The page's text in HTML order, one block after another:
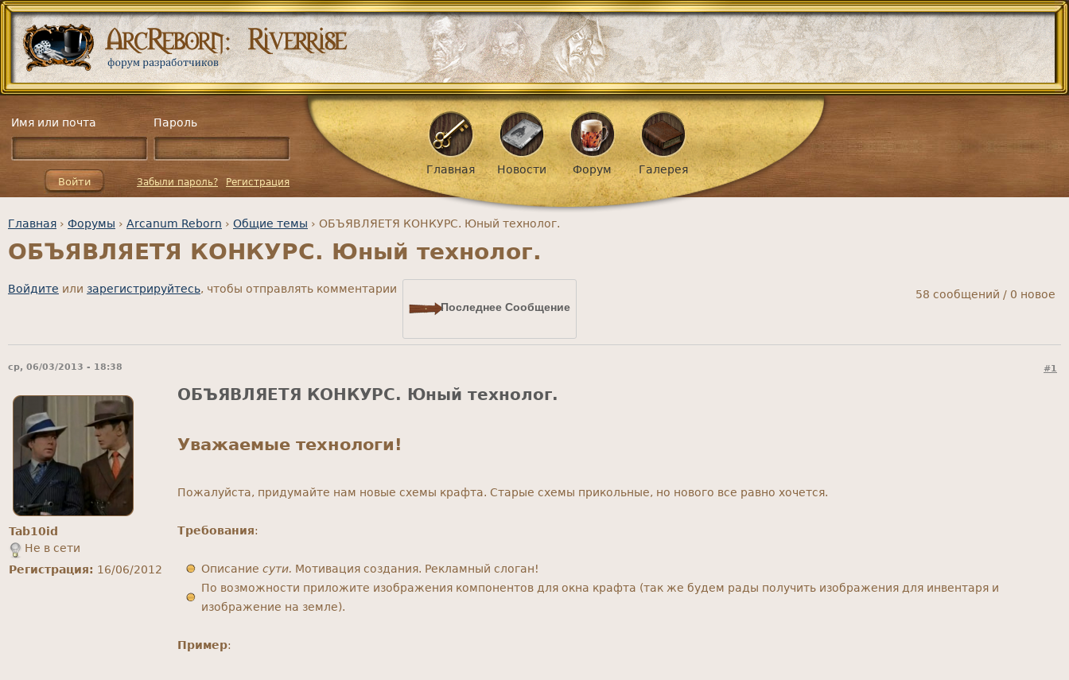
Jump to navigation
Вы здесь
Главная › Форумы › Arcanum Reborn › Общие темы › ОБЪЯВЛЯЕТЯ КОНКУРС. Юный технолог.
ОБЪЯВЛЯЕТЯ КОНКУРС. Юный технолог.
58 сообщений / 0 новое
Войдите или зарегистрируйтесь, чтобы отправлять комментарии
Последнее Сообщение
ср, 06/03/2013 - 18:38 #1
Tab10id
Не в сети
Регистрация: 16/06/2012
ОБЪЯВЛЯЕТЯ КОНКУРС. Юный технолог.
Уважаемые технологи!
Пожалуйста, придумайте нам новые схемы крафта. Старые схемы прикольные, но нового все равно хочется.
Требования:
Описание сути. Мотивация создания. Рекламный слоган!
По возможности приложите изображения компонентов для окна крафта (так же будем рады получить изображения для инвентаря и
изображение на земле).
Пример:
Главное меню
Главная Новости Форум Галерея
Имя или почта Пароль
Регистрация
Забыли пароль?